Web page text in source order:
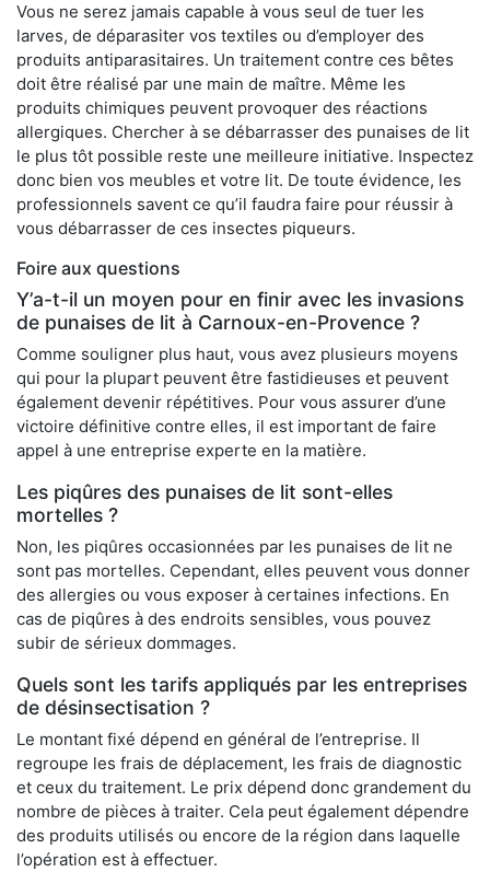
Vous ne serez jamais capable à vous seul de tuer les
larves, de déparasiter vos textiles ou d’employer des
produits antiparasitaires. Un traitement contre ces bêtes
doit être réalisé par une main de maître. Même les
produits chimiques peuvent provoquer des réactions
allergiques. Chercher à se débarrasser des punaises de lit
le plus tôt possible reste une meilleure initiative. Inspectez
donc bien vos meubles et votre lit. De toute évidence, les
professionnels savent ce qu’il faudra faire pour réussir à
vous débarrasser de ces insectes piqueurs.
Foire aux questions
Y’a-t-il un moyen pour en finir avec les invasions
de punaises de lit à Carnoux-en-Provence ?
Comme souligner plus haut, vous avez plusieurs moyens
qui pour la plupart peuvent être fastidieuses et peuvent
également devenir répétitives. Pour vous assurer d’une
victoire définitive contre elles, il est important de faire
appel à une entreprise experte en la matière.
Les piqûres des punaises de lit sont-elles
mortelles ?
Non, les piqûres occasionnées par les punaises de lit ne
sont pas mortelles. Cependant, elles peuvent vous donner
des allergies ou vous exposer à certaines infections. En
cas de piqûres à des endroits sensibles, vous pouvez
subir de sérieux dommages.
Quels sont les tarifs appliqués par les entreprises
de désinsectisation ?
Le montant fixé dépend en général de l’entreprise. Il
regroupe les frais de déplacement, les frais de diagnostic
et ceux du traitement. Le prix dépend donc grandement du
nombre de pièces à traiter. Cela peut également dépendre
des produits utilisés ou encore de la région dans laquelle
l’opération est à effectuer.